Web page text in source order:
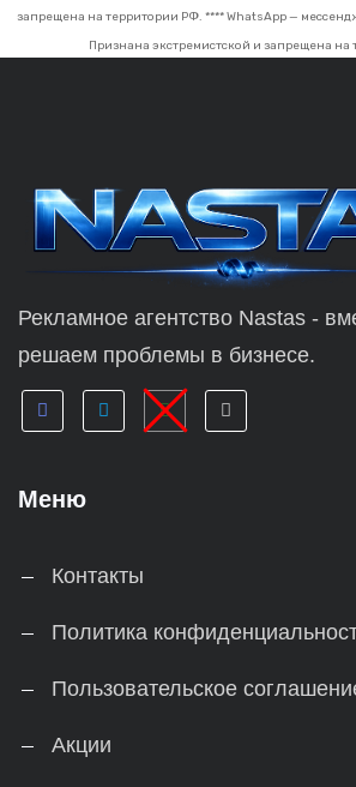
запрещена на территории РФ. **** WhatsApp —
Признана экстремистской и запрещена на
Рекламное агентство Nastas -
решаем проблемы в бизнесе.
Меню
Контакты
Политика
Пользовательское
Акции